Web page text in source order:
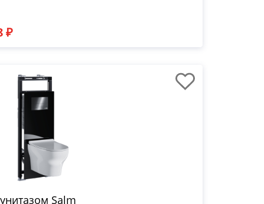
₽
Salm